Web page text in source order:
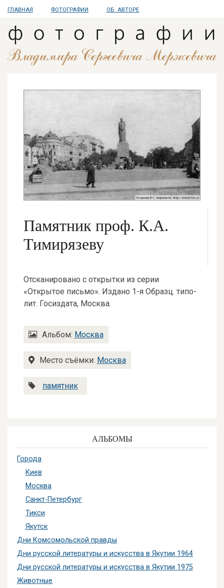
ГЛАВНАЯ ФОТОГРАФИИ ОБ АВТОРЕ
Памятник проф. К.А.
Тимирязеву
Отсканировано с открытки из серии
«Открытое письмо». Издано 1-я Образц. типо-
лит. Госиздата, Москва.
Альбом: Москва
Место съёмки: Москва
памятник
АЛЬБОМЫ
Города
Киев
Москва
Санкт-Петербург
Тикси
Якутск
Дни Комсомольской правды
Дни русской литературы и искусства в Якутии 1964
Дни русской литературы и искусства в Якутии 1975
Животные